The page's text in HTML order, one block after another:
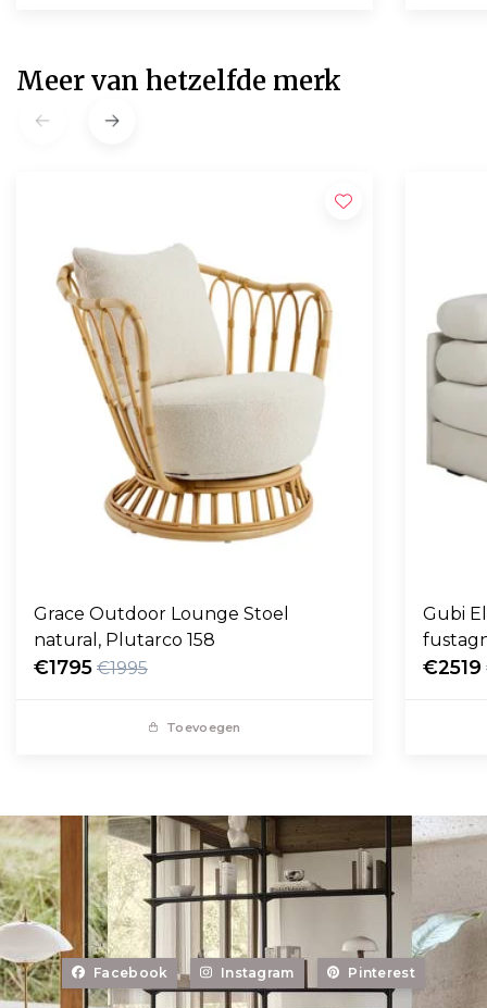
Meer van hetzelfde merk
Grace Outdoor Lounge Stoel
natural, Plutarco 158
€1795 €1995
Toevoegen
Gubi
€2519
Facebook Instagram Pinterest